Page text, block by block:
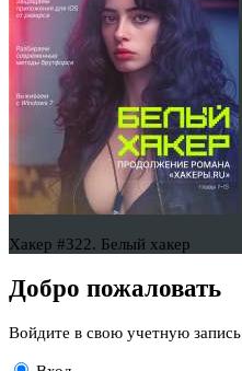
Хакер #322. Белый хакер
Добро пожаловать
Войдите в свою учетную запись